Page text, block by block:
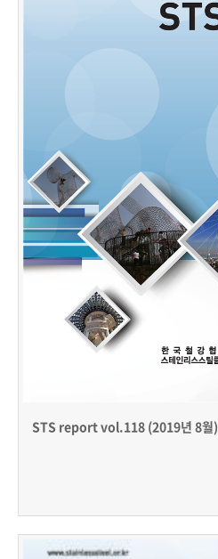
STS report vol.118 (2019년 8월)